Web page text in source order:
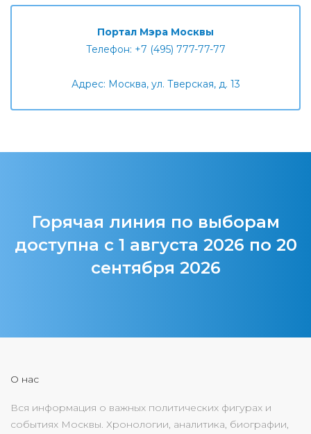
Портал Мэра Москвы
Телефон: +7 (495) 777-77-77
Адрес: Москва, ул. Тверская, д. 13
Горячая линия по выборам
доступна с 1 августа 2026 по 20
сентября 2026
О нас
Вся информация о важных политических фигурах и
событиях Москвы. Хронологии, аналитика, биографии,